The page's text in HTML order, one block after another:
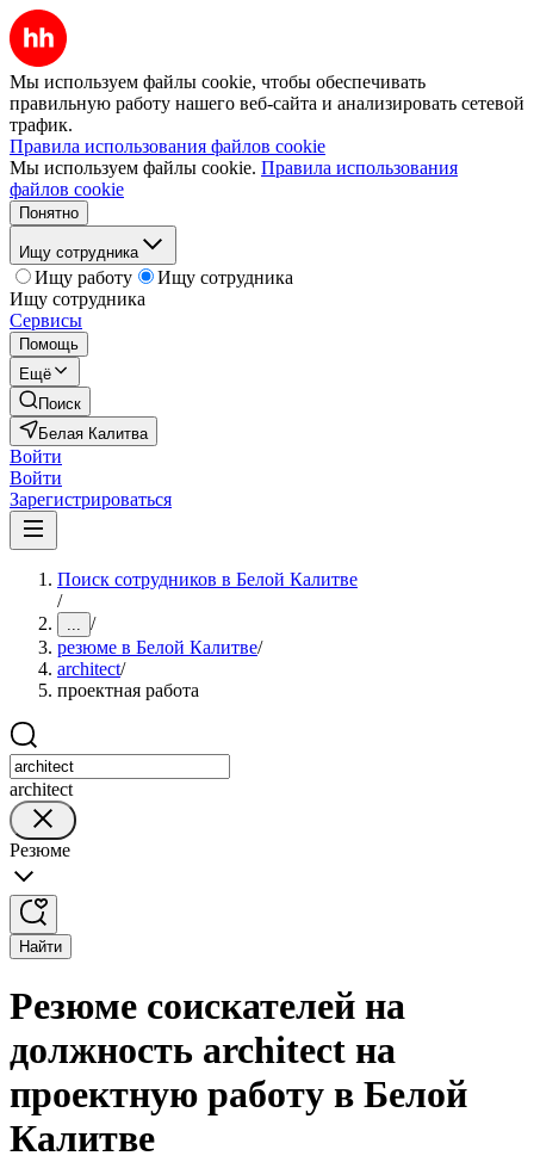
Мы используем файлы cookie, чтобы обеспечивать
правильную работу нашего веб-сайта и анализировать сетевой
трафик.
Правила использования файлов cookie
Мы используем файлы cookie. Правила использования
файлов cookie
Понятно
Ищу сотрудника
Ищу работу
Ищу сотрудника
Ищу сотрудника
Сервисы
Помощь
Ещё
Поиск
Белая Калитва
Войти
Войти
Зарегистрироваться
Поиск сотрудников в Белой Калитве
/
... /
резюме в Белой Калитве/
architect/
проектная работа
architect
Резюме
Найти
Резюме соискателей на
должность architect на
проектную работу в Белой
Калитве